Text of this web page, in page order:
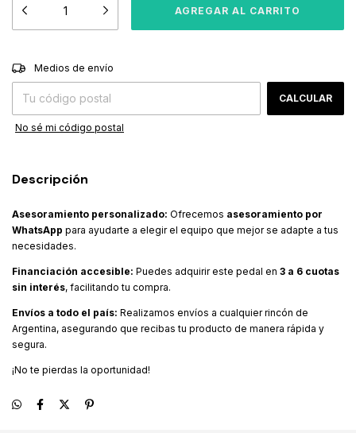
Entregas para el CP:
Medios de envío
CALCULAR
No sé mi código postal
Descripción
Asesoramiento personalizado: Ofrecemos asesoramiento por
WhatsApp para ayudarte a elegir el equipo que mejor se adapte a tus
necesidades.
Financiación accesible: Puedes adquirir este pedal en 3 a 6 cuotas
sin interés, facilitando tu compra.
Envíos a todo el país: Realizamos envíos a cualquier rincón de
Argentina, asegurando que recibas tu producto de manera rápida y
segura.
¡No te pierdas la oportunidad!